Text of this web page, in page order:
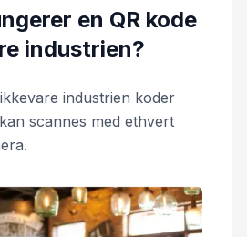
en QR kode
industrien?
industrien koder
scannes med ethvert